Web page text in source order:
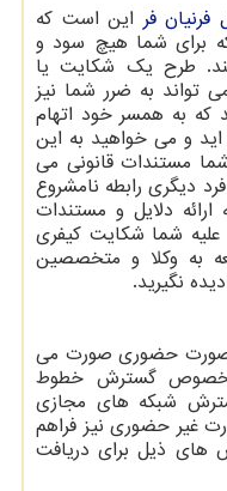
فرنیان فر این است که
برای شما هیچ سود و
کند. طرح یک شکایت یا
تواند به ضرر شما نیز
که به همسر خود اتهام
اید و می خواهید به این
مستندات قانونی می
دیگری رابطه نامشروع
دلایل و مستندات
علیه شما شکایت کیفری
به وکلا و متخصصین
نگیرید.
صورت حضوری صورت می
بخصوص گسترش خطوط
شبکه های مجازی
غیر حضوری نیز فراهم
های ذیل برای دریافت